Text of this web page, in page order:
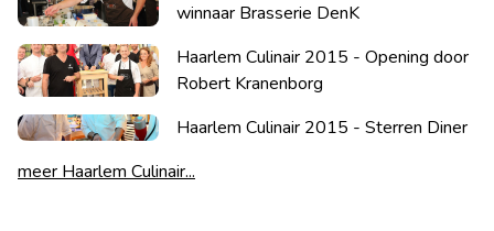
winnaar Brasserie DenK
Haarlem Culinair 2015 - Opening door
Robert Kranenborg
Haarlem Culinair 2015 - Sterren Diner
meer Haarlem Culinair...